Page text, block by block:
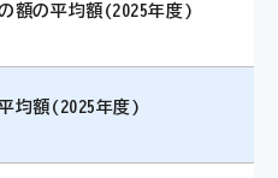
額の平均額(2025年度)
均額(2025年度)